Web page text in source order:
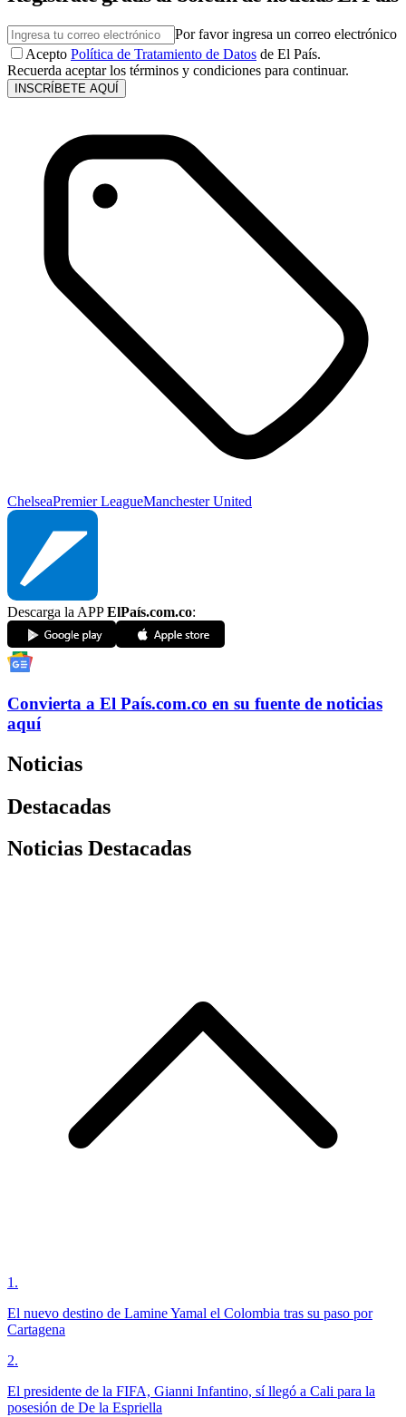
Por favor ingresa un correo electrónico
Acepto Política de Tratamiento de Datos de El País.
Recuerda aceptar los términos y condiciones para continuar.
INSCRÍBETE AQUÍ
ChelseaPremier LeagueManchester United
Descarga la APPElPaís.com.co:
Convierta a El País.com.co en su fuente de noticias
aquí
Noticias
Destacadas
Noticias Destacadas
1 .
El nuevo destino de Lamine Yamal el Colombia tras su paso por
Cartagena
2.
El presidente de la FIFA, Gianni Infantino, sí llegó a Cali para la
posesión de De la Espriella